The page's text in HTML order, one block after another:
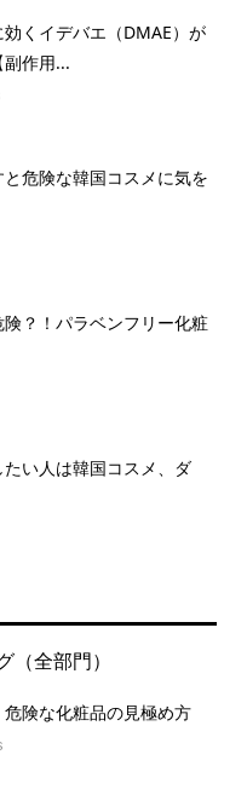
効くイデバエ（DMAE）が
作用...
危険な韓国コスメに気を
？！パラベンフリー化粧
い人は韓国コスメ、ダ
（全部門）
険な化粧品の見極め方